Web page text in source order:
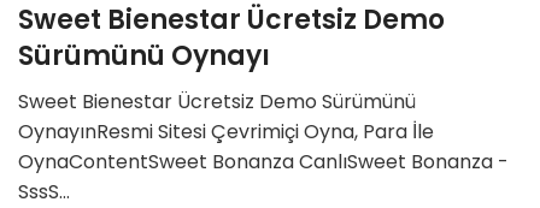
Sweet Bienestar Ücretsiz Demo
Sürümünü Oynayı
Sweet Bienestar Ücretsiz Demo Sürümünü
OynayınResmi Sitesi Çevrimiçi Oyna, Para İle
OynaContentSweet Bonanza CanlıSweet Bonanza -
SssS...